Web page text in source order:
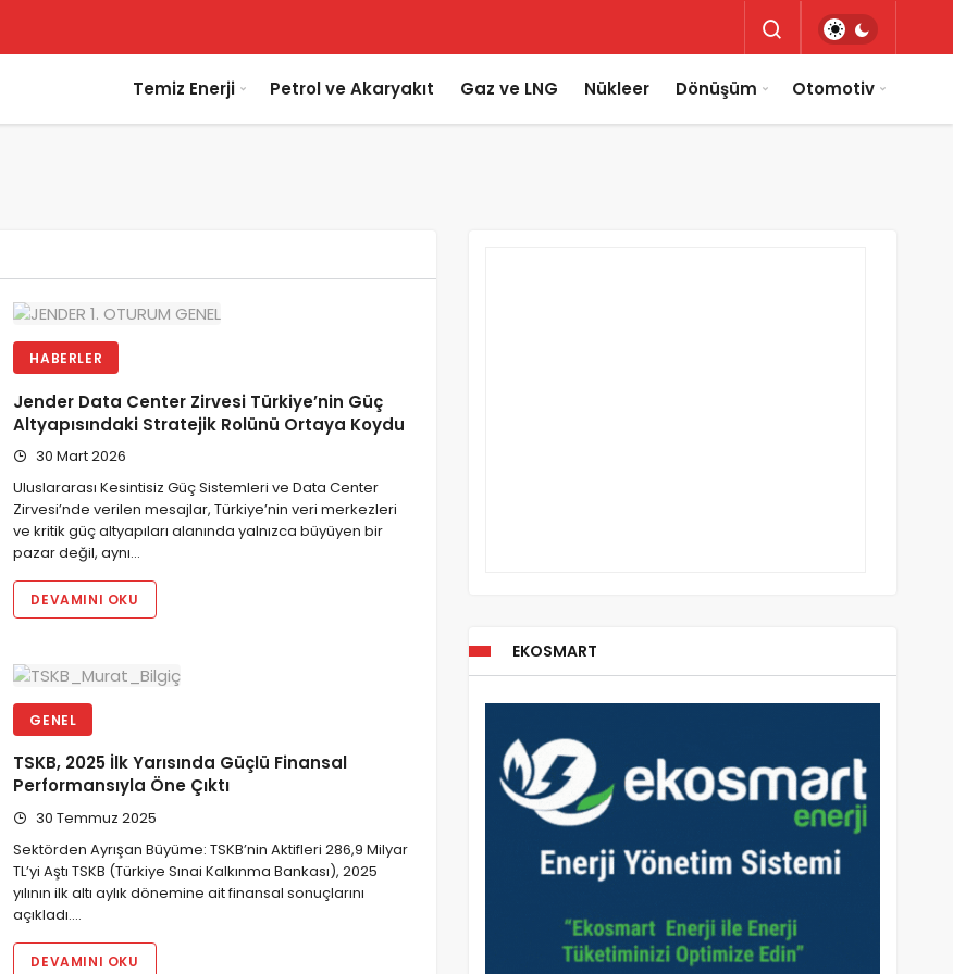
Temiz Enerji Petrol ve Akaryakıt Gaz ve LNG Nükleer Dönüşüm Otomotiv
HABERLER
Jender Data Center Zirvesi Türkiye’nin Güç
Altyapısındaki Stratejik Rolünü Ortaya Koydu
30 Mart 2026
Uluslararası Kesintisiz Güç Sistemleri ve Data Center
Zirvesi’nde verilen mesajlar, Türkiye’nin veri merkezleri
ve kritik güç altyapıları alanında yalnızca büyüyen bir
pazar değil, aynı…
DEVAMINI OKU
GENEL
TSKB, 2025 İlk Yarısında Güçlü Finansal
Performansıyla Öne Çıktı
30 Temmuz 2025
Sektörden Ayrışan Büyüme: TSKB’nin Aktifleri 286,9 Milyar
TL’yi Aştı TSKB (Türkiye Sınai Kalkınma Bankası), 2025
yılının ilk altı aylık dönemine ait finansal sonuçlarını
açıkladı.…
DEVAMINI OKU
EKOSMART